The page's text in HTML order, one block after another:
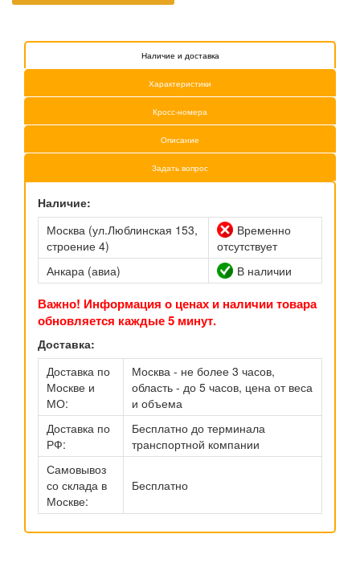
Наличие и доставка
Характеристики
Кросс-номера
Описание
Задать вопрос
Наличие:
Москва (ул.Люблинская 153,
строение 4)
Временно
отсутствует
Анкара (авиа)
В наличии
Важно! Информация о ценах и наличии товара
обновляется каждые 5 минут.
Доставка:
Доставка по
Москве и
МО:
Москва - не более 3 часов,
область - до 5 часов, цена от веса
и объема
Доставка по
РФ:
Бесплатно до терминала
транспортной компании
Самовывоз
со склада в
Москве:
Бесплатно